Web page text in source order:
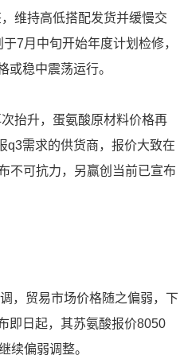
维持高低搭配发货并缓慢交
7月中旬开始年度计划检修，
稳中震荡运行。
抬升，蛋氨酸原材料价格再
q3需求的供货商，报价大致在
不可抗力，另赢创当前已宣布
，贸易市场价格随之偏弱，下
即日起，其苏氨酸报价8050
续偏弱调整。